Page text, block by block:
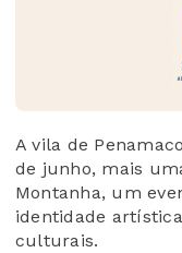
A vila de
de junho, mais
Montanha, um
identidade
culturais.